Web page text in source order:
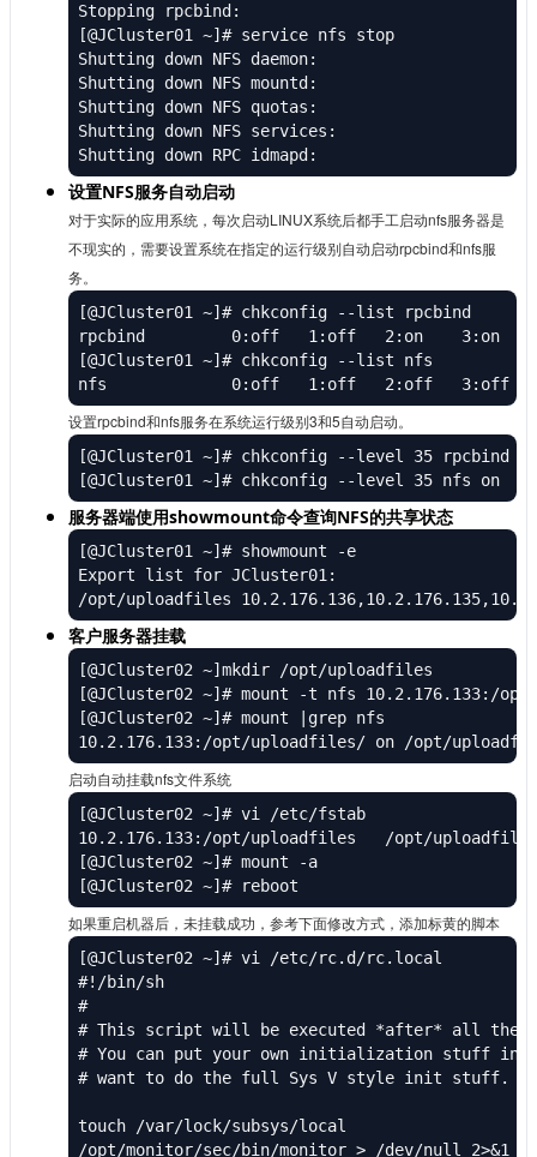
Stopping rpcbind:
[@JCluster01 ~]# service nfs stop
Shutting down NFS daemon:
Shutting down NFS mountd:
Shutting down NFS quotas:
Shutting down NFS services:
Shutting down RPC idmapd:
设置NFS服务自动启动
对于实际的应用系统，每次启动LINUX系统后都手工启动nfs服务器是
不现实的，需要设置系统在指定的运行级别自动启动rpcbind和nfs服
务。
[@JCluster01 ~]# chkconfig --list rpcbind
rpcbind        	0:off	1:off	2:on	3:on	4:on	5:on	6:off
[@JCluster01 ~]# chkconfig --list nfs
设置rpcbind和nfs服务在系统运行级别3和5自动启动。
[@JCluster01 ~]# chkconfig --level 35 rpcbind on
[@JCluster01 ~]# chkconfig --level 35 nfs on
服务器端使用showmount命令查询NFS的共享状态
[@JCluster01 ~]# showmount -e
Export list for JCluster01:
/opt/uploadfiles
客户服务器挂载
[@JCluster02 ~]mkdir /opt/uploadfiles
[@JCluster02 ~]# mount -t nfs 10.2.176.133:/
[@JCluster02 ~]# mount |grep nfs
10.2.176.133:/opt/uploadfiles/ on /opt/
启动自动挂载nfs文件系统
[@JCluster02 ~]# vi /etc/fstab
10.2.176.133:/opt/uploadfiles   /opt/
[@JCluster02 ~]# mount -a
[@JCluster02 ~]# reboot
如果重启机器后，未挂载成功，参考下面修改方式，添加标黄的脚本
[@JCluster02 ~]# vi /etc/rc.d/rc.local
#!/bin/sh
#
# This script will be executed *after* all the
# You can put your own initialization stuff in
# want to do the full Sys V style init stuff.
touch /var/lock/subsys/local